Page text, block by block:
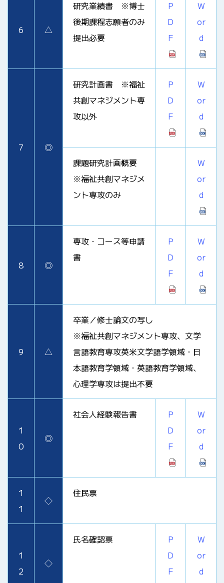
6 △
研究業績書 ※博士
後期課程志願者のみ
提出必要
P
D
F
W
or
d
7 ◎
研究計画書 ※福祉
共創マネジメント専
攻以外
P
D
F
W
or
d
課題研究計画概要
※福祉共創マネジメ
ント専攻のみ
W
or
d
8 ◎
専攻・コース等申請
書
P
D
F
W
or
d
9 △
卒業／修士論文の写し
※福祉共創マネジメント専攻、文学
言語教育専攻英米文学語学領域・日
本語教育学領域・英語教育学領域、
心理学専攻は提出不要
1
0
◎
社会人経験報告書
P
D
F
W
or
d
1
1
◇
住民票
1
2
◇
氏名確認票
P
D
F
W
or
d